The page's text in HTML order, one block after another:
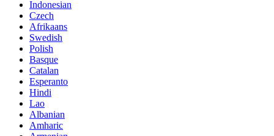
Indonesian
Czech
Afrikaans
Swedish
Polish
Basque
Catalan
Esperanto
Hindi
Lao
Albanian
Amharic